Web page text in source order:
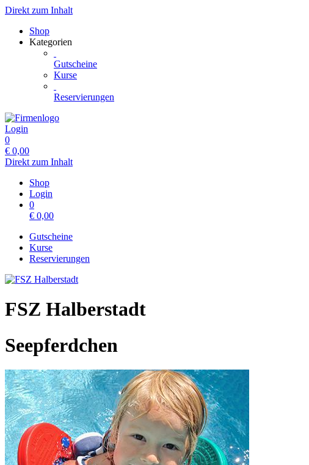
Direkt zum Inhalt
Shop
Kategorien
Gutscheine
Kurse
Reservierungen
Login
0
€ 0,00
Direkt zum Inhalt
Shop
Login
0
€ 0,00
Gutscheine
Kurse
Reservierungen
FSZ Halberstadt
Seepferdchen